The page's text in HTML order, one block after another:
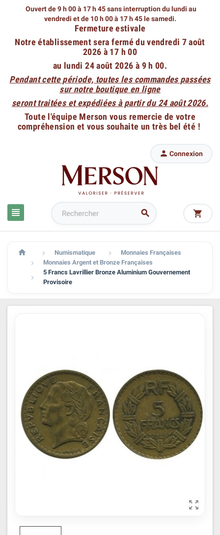
Ouvert de 9 h 00 à 17 h 45 sans interruption du lundi au
vendredi et de 10 h 00 à 17 h 45 le samedi.
Fermeture estivale
Notre établissement sera fermé du vendredi 7 août
2026 à 17 h 00
au lundi 24 août 2026 à 9 h 00.
Pendant cette période, toutes les commandes passées
sur notre boutique en ligne
seront traitées et expédiées à partir du 24 août 2026.
Toute l'équipe Merson vous remercie de votre
compréhension et vous souhaite un très bel été !
 
 Connexion

  Numismatique  Monnaies Françaises
 Monnaies Argent et Bronze Françaises

5 Francs Lavrillier Bronze Aluminium Gouvernement
Provisoire
